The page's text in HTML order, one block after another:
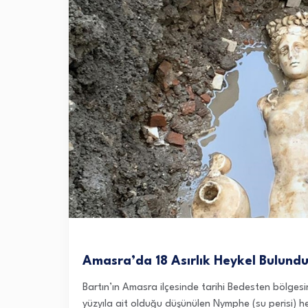
Amasra’da 18 Asırlık Heykel Bulundu
Bartın’ın Amasra ilçesinde tarihi Bedesten
yüzyıla ait olduğu düşünülen Nymphe (su perisi)